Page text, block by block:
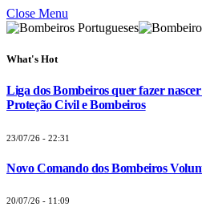
Close Menu
What's Hot
Liga dos Bombeiros quer fazer
Proteção Civil e Bombeiros
23/07/26 - 22:31
Novo Comando dos Bombeiros
20/07/26 - 11:09